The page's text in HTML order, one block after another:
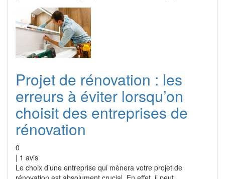
Projet de rénovation : les
erreurs à éviter lorsqu’on
choisit des entreprises de
rénovation
0
| 1 avis
Le choix d’une entreprise qui mènera votre projet de